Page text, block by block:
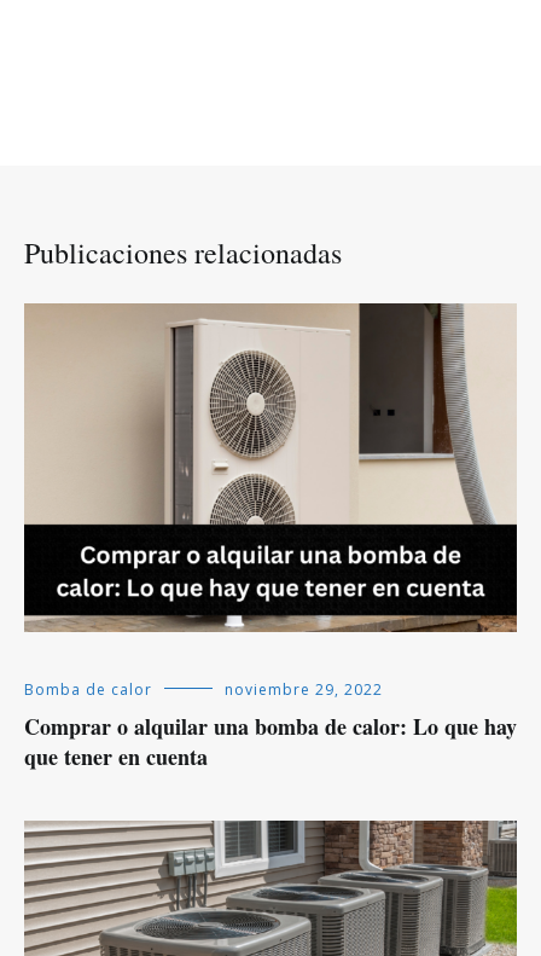
Publicaciones relacionadas
Bomba de calor noviembre 29, 2022
Comprar o alquilar una bomba de calor: Lo que hay
que tener en cuenta